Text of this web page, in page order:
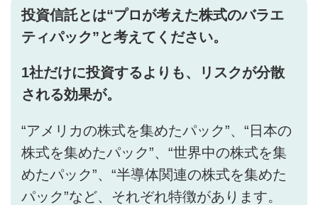
投資信託とは“プロが考えた株式のバラエ
ティパック”と考えてください。
1社だけに投資するよりも、リスクが分散
される効果が。
“アメリカの株式を集めたパック”、“日本の
株式を集めたパック”、“世界中の株式を集
めたパック”、“半導体関連の株式を集めた
パック”など、それぞれ特徴があります。